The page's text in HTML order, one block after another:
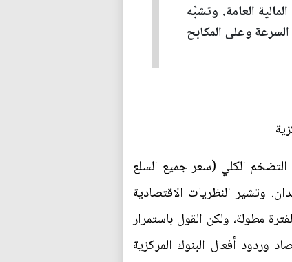
العامة. وتشبِّه
وعلى المكابح
التضخم حول العالم مفاجأة للكثيرين. وحتى منتصف عام 2022، تجاوز التضخم الكلي (سعر جميع السلع
وتشير النظريات الاقتصادية
مطولة، ولكن القول باستمرار
وردود أفعال البنوك المركزية